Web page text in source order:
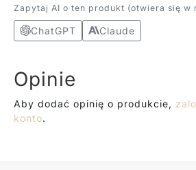
Zapytaj AI o ten produkt (otwiera się w
ChatGPT Claude
Opinie
Aby dodać opinię o produkcie,
konto.